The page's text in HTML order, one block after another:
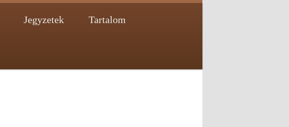
Jegyzetek Tartalom